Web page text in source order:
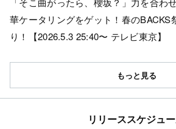
華ケータリングをゲット！春のBACKS
り！【2026.5.3 25:40〜 テレビ東京】
もっと見る
リリーススケジュ